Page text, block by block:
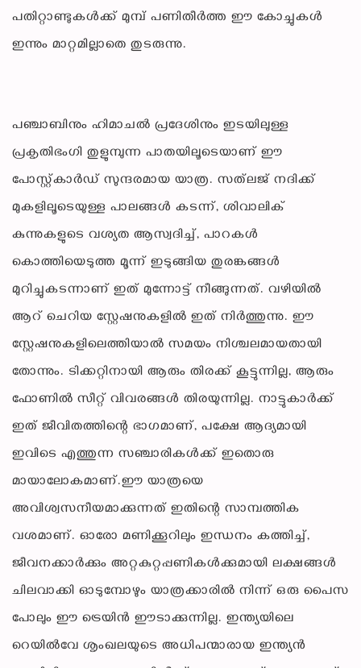
പതിറ്റാണ്ടുകൾക്ക് മുമ്പ് പണിതീർത്ത ഈ കോച്ചുകൾ
ഇന്നും മാറ്റമില്ലാതെ തുടരുന്നു.
പഞ്ചാബിനും ഹിമാചൽ പ്രദേശിനും ഇടയിലുള്ള
പ്രകൃതിഭംഗി തുളുമ്പുന്ന പാതയിലൂടെയാണ് ഈ
പോസ്റ്റ്കാർഡ് സുന്ദരമായ യാത്ര. സത്‌ലജ് നദിക്ക്
മുകളിലൂടെയുള്ള പാലങ്ങൾ കടന്ന്, ശിവാലിക്
കുന്നുകളുടെ വശ്യത ആസ്വദിച്ച്, പാറകൾ
കൊത്തിയെടുത്ത മൂന്ന് ഇടുങ്ങിയ തുരങ്കങ്ങൾ
മുറിച്ചുകടന്നാണ് ഇത് മുന്നോട്ട് നീങ്ങുന്നത്. വഴിയിൽ
ആറ് ചെറിയ സ്റ്റേഷനുകളിൽ ഇത് നിർത്തുന്നു. ഈ
സ്റ്റേഷനുകളിലെത്തിയാൽ സമയം നിശ്ചലമായതായി
തോന്നും. ടിക്കറ്റിനായി ആരും തിരക്ക് കൂട്ടുന്നില്ല, ആരും
ഫോണിൽ സീറ്റ് വിവരങ്ങൾ തിരയുന്നില്ല. നാട്ടുകാർക്ക്
ഇത് ജീവിതത്തിന്റെ ഭാഗമാണ്, പക്ഷേ ആദ്യമായി
ഇവിടെ എത്തുന്ന സഞ്ചാരികൾക്ക് ഇതൊരു
മായാലോകമാണ്.ഈ യാത്രയെ
അവിശ്വസനീയമാക്കുന്നത് ഇതിന്റെ സാമ്പത്തിക
വശമാണ്. ഓരോ മണിക്കൂറിലും ഇന്ധനം കത്തിച്ച്,
ജീവനക്കാർക്കും അറ്റകുറ്റപ്പണികൾക്കുമായി ലക്ഷങ്ങൾ
ചിലവാക്കി ഓടുമ്പോഴും യാത്രക്കാരിൽ നിന്ന് ഒരു പൈസ
പോലും ഈ ട്രെയിൻ ഈടാക്കുന്നില്ല. ഇന്ത്യയിലെ
റെയിൽവേ ശൃംഖലയുടെ അധിപന്മാരായ ഇന്ത്യൻ